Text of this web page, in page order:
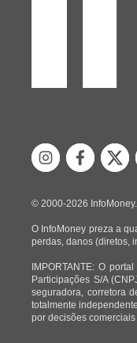
© 2000-2026
O InfoMoney preza a
perdas, danos (diretos,
IMPORTANTE: O
Participações S/A
seguradora, corretora
totalmente
por decisões